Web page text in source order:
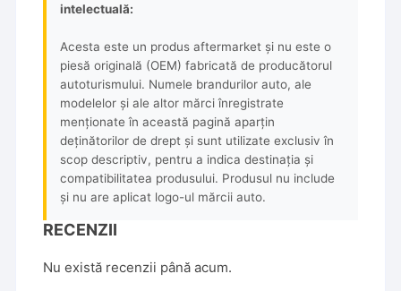
intelectuală:
Acesta este un produs aftermarket și nu este o
piesă originală (OEM) fabricată de producătorul
autoturismului. Numele brandurilor auto, ale
modelelor și ale altor mărci înregistrate
menționate în această pagină aparțin
deținătorilor de drept și sunt utilizate exclusiv în
scop descriptiv, pentru a indica destinația și
compatibilitatea produsului. Produsul nu include
și nu are aplicat logo-ul mărcii auto.
RECENZII
Nu există recenzii până acum.